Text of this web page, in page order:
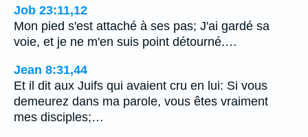
Job 23:11,12
Mon pied s'est attaché à ses pas; J'ai gardé sa
voie, et je ne m'en suis point détourné.…
Jean 8:31,44
Et il dit aux Juifs qui avaient cru en lui: Si vous
demeurez dans ma parole, vous êtes vraiment
mes disciples;…